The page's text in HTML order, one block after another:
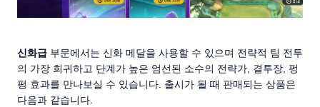
신화급 부문에서는 신화 메달을 사용할 수 있으며 전략적 팀 전투
의 가장 희귀하고 단계가 높은 엄선된 소수의 전략가, 결투장, 펑
펑 효과를 만나보실 수 있습니다. 출시가 될 때 판매되는 상품은
다음과 같습니다.